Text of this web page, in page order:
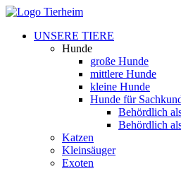
UNSERE TIERE
Hunde
große Hunde
mittlere Hunde
kleine Hunde
Hunde für
Behördlich
Behördlich
Katzen
Kleinsäuger
Exoten